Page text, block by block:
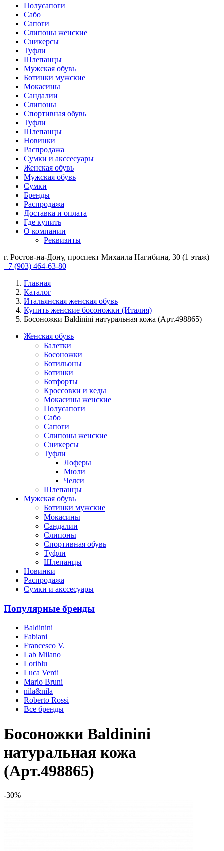
Полусапоги
Сабо
Сапоги
Слипоны женские
Сникерсы
Туфли
Шлепанцы
Мужская обувь
Ботинки мужские
Мокасины
Сандалии
Слипоны
Спортивная обувь
Туфли
Шлепанцы
Новинки
Распродажа
Сумки и акссесуары
Женская обувь
Мужская обувь
Сумки
Бренды
Распродажа
Доставка и оплата
Где купить
О компании
Реквизиты
г. Ростов-на-Дону, проспект Михаила Нагибина, 30 (1 этаж)
+7 (903) 464-63-80
Главная
Каталог
Итальянская женская обувь
Купить женские босоножки (Италия)
Босоножки Baldinini натуральная кожа (Арт.498865)
Женская обувь
Балетки
Босоножки
Ботильоны
Ботинки
Ботфорты
Кроссовки и кеды
Мокасины женские
Полусапоги
Сабо
Сапоги
Слипоны женские
Сникерсы
Туфли
Лоферы
Мюли
Челси
Шлепанцы
Мужская обувь
Ботинки мужские
Мокасины
Сандалии
Слипоны
Спортивная обувь
Туфли
Шлепанцы
Новинки
Распродажа
Сумки и акссесуары
Популярные бренды
Baldinini
Fabiani
Francesco V.
Lab Milano
Loriblu
Luca Verdi
Mario Bruni
nila&nila
Roberto Rossi
Все бренды
Босоножки Baldinini
натуральная кожа
(Арт.498865)
-30%